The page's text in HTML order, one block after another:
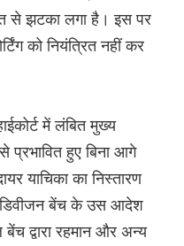
से झटका लगा है। इस पर
को नियंत्रित नहीं कर
में लंबित मुख्य
प्रभावित हुए बिना आगे
याचिका का निस्तारण
डिवीजन बेंच के उस आदेश
द्वारा रहमान और अन्य